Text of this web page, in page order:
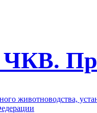
животноводства,